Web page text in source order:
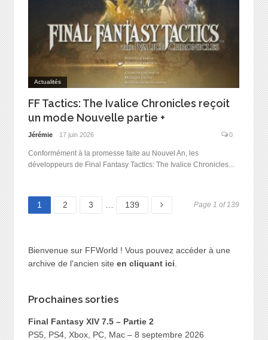
Actualités
FF Tactics: The Ivalice Chronicles reçoit
un mode Nouvelle partie +
Jérémie 17 juin 2026 0
Conformément à la promesse faite au Nouvel An, les
développeurs de Final Fantasy Tactics: The Ivalice Chronicles...
Page
1 Page
2 Page
3 … Page
139 Page 1 of 139
Bienvenue sur FFWorld ! Vous pouvez accéder à une
archive de l'ancien site en cliquant ici
Prochaines sorties
Final Fantasy XIV 7.5 – Partie 2
PS5, PS4, Xbox, PC, Mac – 8 septembre 2026